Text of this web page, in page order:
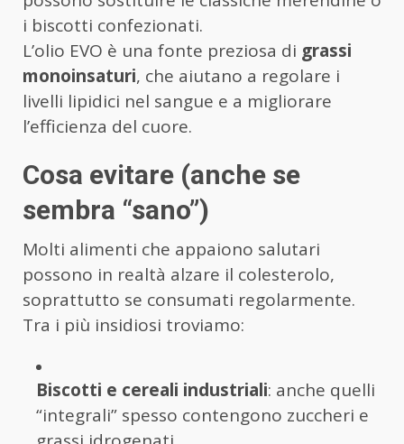
i biscotti confezionati.
L’olio EVO è una fonte preziosa di grassi
monoinsaturi, che aiutano a regolare i
livelli lipidici nel sangue e a migliorare
l’efficienza del cuore.
Cosa evitare (anche se
sembra “sano”)
Molti alimenti che appaiono salutari
possono in realtà alzare il colesterolo,
soprattutto se consumati regolarmente.
Tra i più insidiosi troviamo:
Biscotti e cereali industriali: anche quelli
“integrali” spesso contengono zuccheri e